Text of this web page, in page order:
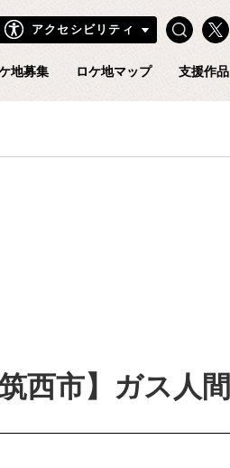
フィルムコミッションホームページ
アクセシビリティ Search
地募集 ロケ地マップ 支援作品
西市】ガス人間